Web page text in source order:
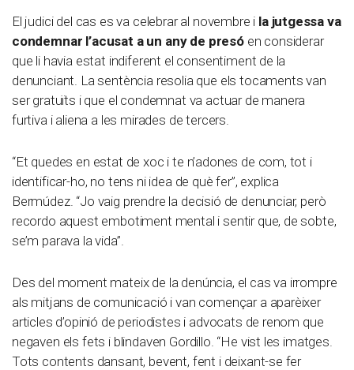
El judici del cas es va celebrar al novembre i la jutgessa va
condemnar l’acusat a un any de presó en considerar
que li havia estat indiferent el consentiment de la
denunciant. La sentència resolia que els tocaments van
ser gratuïts i que el condemnat va actuar de manera
furtiva i aliena a les mirades de tercers.
“Et quedes en estat de xoc i te n’adones de com, tot i
identificar-ho, no tens ni idea de què fer”, explica
Bermúdez. “Jo vaig prendre la decisió de denunciar, però
recordo aquest embotiment mental i sentir que, de sobte,
se’m parava la vida”.
Des del moment mateix de la denúncia, el cas va irrompre
als mitjans de comunicació i van començar a aparèixer
articles d’opinió de periodistes i advocats de renom que
negaven els fets i blindaven Gordillo. “He vist les imatges.
Tots contents dansant, bevent, fent i deixant-se fer